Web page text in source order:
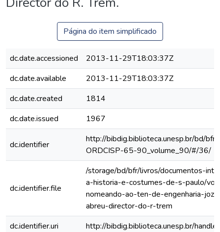
Página do item simplificado
dc.date.accessioned
2013-11-29T18:03:37Z
dc.date.available
2013-11-29T18:03:37Z
dc.date.created
1814
dc.date.issued
1967
dc.identifier
http://bibdig.biblioteca.unesp.br/bd/
ORDCISP-65-90_volume_90/#/36/
dc.identifier.file
/storage/bd/bfr/livros/documentos-
a-historia-e-costumes-de-s-paulo/
nomeando-ao-ten-de-engenharia-
abreu-director-do-r-trem
dc.identifier.uri
http://bibdig.biblioteca.unesp.br/